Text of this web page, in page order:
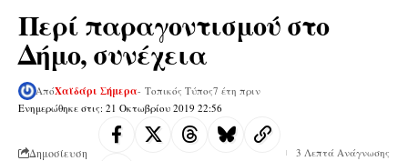
Περί παραγοντισμού στο
Δήμο, συνέχεια
Ενημερώθηκε στις: 21 Οκτωβρίου 2019 22:56
ΑπόΧαϊδάρι Σήμερα- Τοπικός Τύπος7 έτη πριν
Δημοσίευση 3 Λεπτά Ανάγνωσης